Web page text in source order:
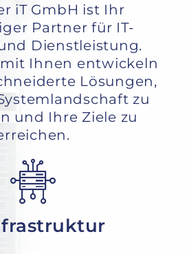
iT GmbH ist Ihr
Partner für IT-
Dienstleistung.
Ihnen entwickeln
Lösungen,
zu
und Ihre Ziele zu